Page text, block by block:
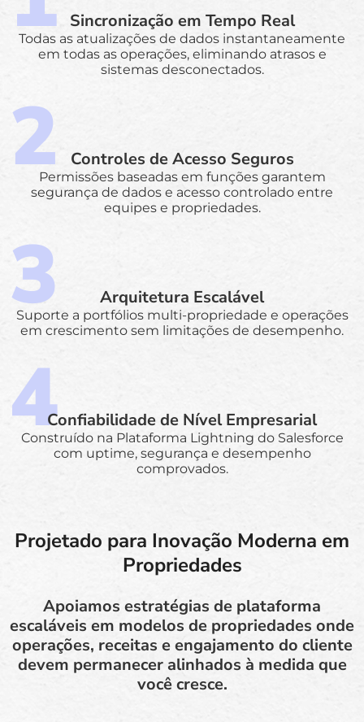
Sincronização em Tempo Real
Todas as atualizações de dados instantaneamente
em todas as operações, eliminando atrasos e
sistemas desconectados.
Controles de Acesso Seguros
Permissões baseadas em funções garantem
segurança de dados e acesso controlado entre
equipes e propriedades.
Arquitetura Escalável
Suporte a portfólios multi-propriedade e operações
em crescimento sem limitações de desempenho.
Confiabilidade de Nível Empresarial
Construído na Plataforma Lightning do Salesforce
com uptime, segurança e desempenho
comprovados.
Projetado para Inovação Moderna em
Propriedades
Apoiamos estratégias de plataforma
escaláveis em modelos de propriedades onde
operações, receitas e engajamento do cliente
devem permanecer alinhados à medida que
você cresce.